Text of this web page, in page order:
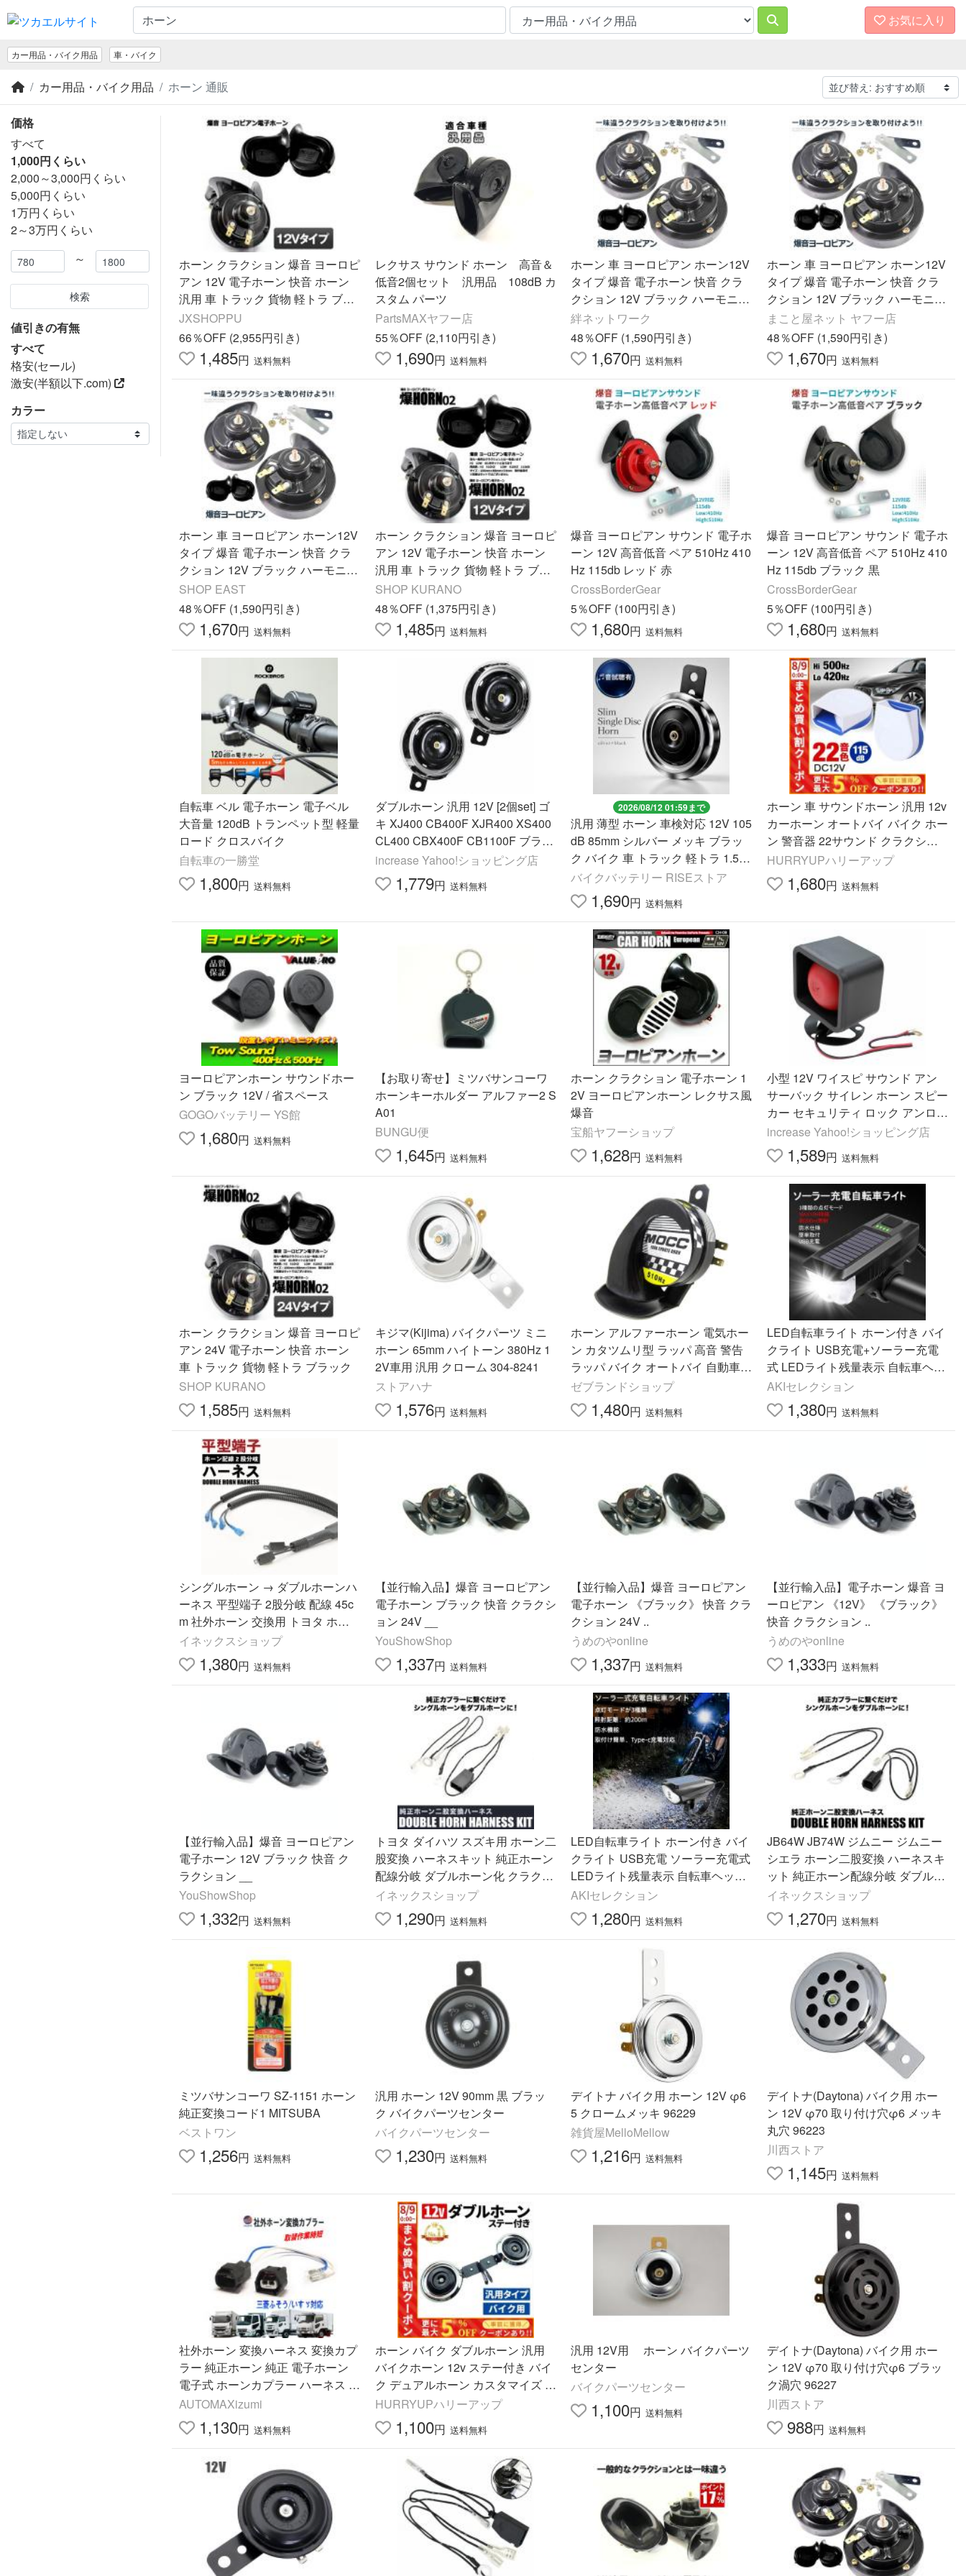
お気に入り
カー用品・バイク用品 車・バイク
カー用品・バイク用品 ホーン 通販
価格
すべて
1,000円くらい
2,000～3,000円くらい
5,000円くらい
1万円くらい
2～3万円くらい
～
検索
値引きの有無
すべて
格安(セール)
激安(半額以下.com)
カラー
ホーン クラクション 爆音 ヨーロピ
アン 12V 電子ホーン 快音 ホーン
汎用 車 トラック 貨物 軽トラ ブラ
ック
JXSHOPPU
66％OFF (2,955円引き)
1,485円 送料無料
レクサス サウンド ホーン 高音＆
低音2個セット 汎用品 108dB カ
スタム パーツ
PartsMAXヤフー店
55％OFF (2,110円引き)
1,690円 送料無料
ホーン 車 ヨーロピアン ホーン12V
タイプ 爆音 電子ホーン 快音 クラ
クション 12V ブラック ハーモニー
カスタム 音色 ブラック HORN02-1
2
絆ネットワーク
48％OFF (1,590円引き)
1,670円 送料無料
ホーン 車 ヨーロピアン ホーン12V
タイプ 爆音 電子ホーン 快音 クラ
クション 12V ブラック ハーモニー
カスタム 音色 ブラック HORN02-1
2
まこと屋ネット ヤフー店
48％OFF (1,590円引き)
1,670円 送料無料
ホーン 車 ヨーロピアン ホーン12V
タイプ 爆音 電子ホーン 快音 クラ
クション 12V ブラック ハーモニー
カスタム 音色 ブラック HORN02-1
2
SHOP EAST
48％OFF (1,590円引き)
1,670円 送料無料
ホーン クラクション 爆音 ヨーロピ
アン 12V 電子ホーン 快音 ホーン
汎用 車 トラック 貨物 軽トラ ブラ
ック
SHOP KURANO
48％OFF (1,375円引き)
1,485円 送料無料
爆音 ヨーロピアン サウンド 電子ホ
ーン 12V 高音低音 ペア 510Hz 410
Hz 115db レッド 赤
CrossBorderGear
5％OFF (100円引き)
1,680円 送料無料
爆音 ヨーロピアン サウンド 電子ホ
ーン 12V 高音低音 ペア 510Hz 410
Hz 115db ブラック 黒
CrossBorderGear
5％OFF (100円引き)
1,680円 送料無料
自転車 ベル 電子ホーン 電子ベル
大音量 120dB トランペット型 軽量
ロード クロスバイク
自転車の一勝堂
1,800円 送料無料
ダブルホーン 汎用 12V [2個set] ゴ
キ XJ400 CB400F XJR400 XS400
CL400 CBX400F CB1100F ブラッ
ク シルバー メッキ
increase Yahoo!ショッピング店
1,779円 送料無料
2026/08/12 01:59まで
汎用 薄型 ホーン 車検対応 12V 105
dB 85mm シルバー メッキ ブラッ
ク バイク 車 トラック 軽トラ 1.5A
小型 低消費電力 高音 ラウンド型
ディスク型
バイクバッテリー RISEストア
1,690円 送料無料
ホーン 車 サウンドホーン 汎用 12v
カーホーン オートバイ バイク ホー
ン 警音器 22サウンド クラクショ
ン 電子ホーン 2個セット 小型 低音
高音 爆音
HURRYUPハリーアップ
1,680円 送料無料
ヨーロピアンホーン サウンドホー
ン ブラック 12V / 省スペース
GOGOバッテリー YS館
1,680円 送料無料
【お取り寄せ】ミツバサンコーワ
ホーンキーホルダー アルファー2 S
A01
BUNGU便
1,645円 送料無料
ホーン クラクション 電子ホーン 1
2V ヨーロピアンホーン レクサス風
爆音
宝船ヤフーショップ
1,628円 送料無料
小型 12V ワイスピ サウンド アン
サーバック サイレン ホーン スピー
カー セキュリティ ロック アンロッ
ク 警報 盗難防止
increase Yahoo!ショッピング店
1,589円 送料無料
ホーン クラクション 爆音 ヨーロピ
アン 24V 電子ホーン 快音 ホーン
車 トラック 貨物 軽トラ ブラック
SHOP KURANO
1,585円 送料無料
キジマ(Kijima) バイクパーツ ミニ
ホーン 65mm ハイトーン 380Hz 1
2V車用 汎用 クローム 304-8241
ストアハナ
1,576円 送料無料
ホーン アルファーホーン 電気ホー
ン カタツムリ型 ラッパ 高音 警告
ラッパ バイク オートバイ 自動車
汎用 DC12V (ブラック)
ゼブランドショップ
1,480円 送料無料
LED自転車ライト ホーン付き バイ
クライト USB充電+ソーラー充電
式 LEDライト残量表示 自転車ヘッ
ドライト 自転車電子ホーン
AKIセレクション
1,380円 送料無料
シングルホーン → ダブルホーンハ
ーネス 平型端子 2股分岐 配線 45c
m 社外ホーン 交換用 トヨタ ホン
ダ ニッサン スズキ ダイハツ スバ
ル ミツビシ等に対応
イネックスショップ
1,380円 送料無料
【並行輸入品】爆音 ヨーロピアン
電子ホーン ブラック 快音 クラクシ
ョン 24V __
YouShowShop
1,337円 送料無料
【並行輸入品】爆音 ヨーロピアン
電子ホーン 《ブラック》 快音 クラ
クション 24V ..
うめのやonline
1,337円 送料無料
【並行輸入品】電子ホーン 爆音 ヨ
ーロピアン 《12V》 《ブラック》
快音 クラクション ..
うめのやonline
1,333円 送料無料
【並行輸入品】爆音 ヨーロピアン
電子ホーン 12V ブラック 快音 ク
ラクション __
YouShowShop
1,332円 送料無料
トヨタ ダイハツ スズキ用 ホーン二
股変換 ハーネスキット 純正ホーン
配線分岐 ダブルホーン化 クラクシ
ョン
イネックスショップ
1,290円 送料無料
LED自転車ライト ホーン付き バイ
クライト USB充電 ソーラー充電式
LEDライト残量表示 自転車ヘッド
ライト 自転車電子ホーン
AKIセレクション
1,280円 送料無料
JB64W JB74W ジムニー ジムニー
シエラ ホーン二股変換 ハーネスキ
ット 純正ホーン配線分岐 ダブルホ
ーン化 クラクション
イネックスショップ
1,270円 送料無料
ミツバサンコーワ SZ-1151 ホーン
純正変換コード1 MITSUBA
ベストワン
1,256円 送料無料
汎用 ホーン 12V 90mm 黒 ブラッ
ク バイクパーツセンター
バイクパーツセンター
1,230円 送料無料
デイトナ バイク用 ホーン 12V φ6
5 クロームメッキ 96229
雑貨屋MelloMellow
1,216円 送料無料
デイトナ(Daytona) バイク用 ホー
ン 12V φ70 取り付け穴φ6 メッキ
丸穴 96223
川西ストア
1,145円 送料無料
社外ホーン 変換ハーネス 変換カプ
ラー 純正ホーン 純正 電子ホーン
電子式 ホーンカプラー ハーネス 取
付 交換
AUTOMAXizumi
1,130円 送料無料
ホーン バイク ダブルホーン 汎用
バイクホーン 12v ステー付き バイ
ク デュアルホーン カスタマイズ ド
レスアップ 防水 交換 バイク用品
HURRYUPハリーアップ
1,100円 送料無料
汎用 12V用 ホーン バイクパーツ
センター
バイクパーツセンター
1,100円 送料無料
デイトナ(Daytona) バイク用 ホー
ン 12V φ70 取り付け穴φ6 ブラッ
ク渦穴 96227
川西ストア
988円 送料無料